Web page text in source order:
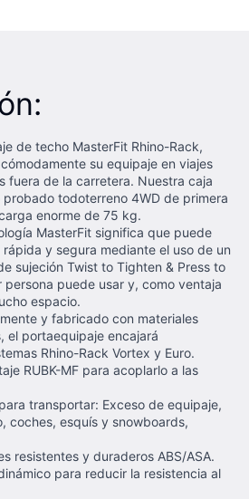
de techo MasterFit Rhino-Rack,
su equipaje en viajes
fuera de la carretera. Nuestra caja
todoterreno 4WD de primera
enorme de 75 kg.
MasterFit significa que puede
y segura mediante el uso de un
sujeción Twist to Tighten & Press to
puede usar y, como ventaja
espacio.
y fabricado con materiales
el portaequipaje encajará
Rhino-Rack Vortex y Euro.
RUBK-MF para acoplarlo a las
transportar: Exceso de equipaje,
coches, esquís y snowboards,
resistentes y duraderos ABS/ASA.
para reducir la resistencia al